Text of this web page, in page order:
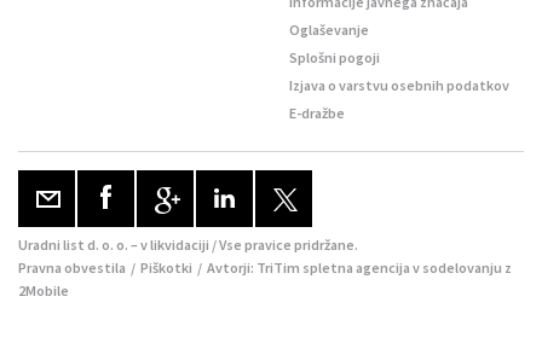
Oglaševanje
Splošni pogoji
Izjava o varstvu osebnih podatkov
E-dražbe
Uradni list d. o. o. – v likvidaciji / Vse pravice pridržane.
Pravna obvestila / Piškotki / Avtorji: TriTim spletna agencija v sodelovanju z
2Mobile